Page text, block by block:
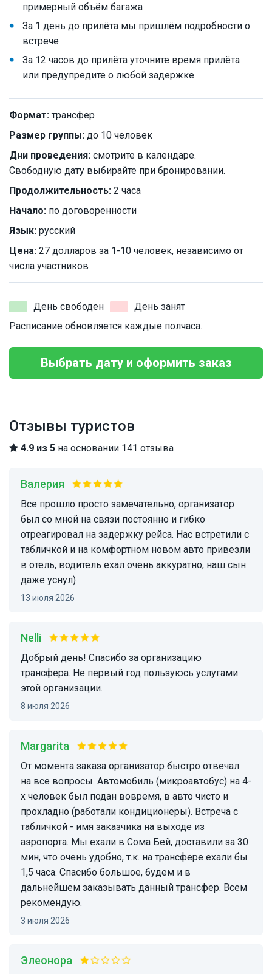
примерный объём багажа
За 1 день до прилёта мы пришлём подробности о
встрече
За 12 часов до прилёта уточните время прилёта
или предупредите о любой задержке
Формат: трансфер
Размер группы: до 10 человек
Дни проведения: смотрите в календаре.
Свободную дату выбирайте при бронировании.
Продолжительность: 2 часа
Начало: по договоренности
Язык: русский
Цена: 27 долларов за 1-10 человек, независимо от
числа участников
День свободен
День занят
Расписание обновляется каждые полчаса.
Выбрать дату и оформить заказ
Отзывы туристов
4.9 из 5 на основании 141 отзыва
Валерия
Все прошло просто замечательно, организатор
был со мной на связи постоянно и гибко
отреагировал на задержку рейса. Нас встретили с
табличкой и на комфортном новом авто привезли
в отель, водитель ехал очень аккуратно, наш сын
даже уснул)
13 июля 2026
Nelli
Добрый день! Спасибо за организацию
трансфера. Не первый год пользуюсь услугами
этой организации.
8 июля 2026
Margarita
От момента заказа организатор быстро отвечал
на все вопросы. Автомобиль (микроавтобус) на 4-
х человек был подан вовремя, в авто чисто и
прохладно (работали кондиционеры). Встреча с
табличкой - имя заказчика на выходе из
аэропорта. Мы ехали в Сома Бей, доставили за 30
мин, что очень удобно, т.к. на трансфере ехали бы
1,5 часа. Спасибо большое, будем и в
дальнейшем заказывать данный трансфер. Всем
рекомендую.
3 июля 2026
Элеонора